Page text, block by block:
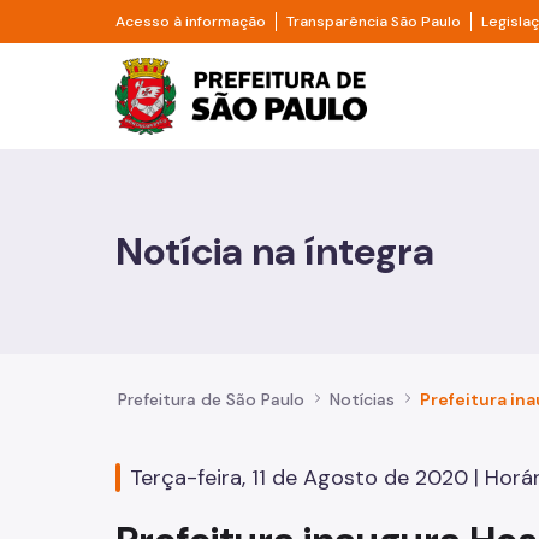
Pular para o Conteúdo principal
Acesso à informação Divisor de acesso à informação
Transparência São Paulo Divisor
Prefeitura de São
Casa e Moradia
Educação
Notícia na íntegra
Prefeitura de São Paulo Notícias
Terça-feira, 11 de Agosto de 2020 |